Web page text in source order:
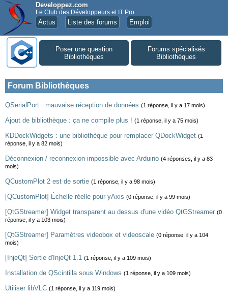
Developpez.com
Le Club des Développeurs et IT Pro
Actus Liste des forums Emploi
Poser une question
Bibliothèques
Forums spécialisés
Bibliothèques
Forum Bibliothèques
QSerialPort : mauvaise réception de données (1 réponse, il y a 17 mois)
Ajout de bibliothèque : ça ne compile plus ! (1 réponse, il y a 75 mois)
KDDockWidgets : une bibliothèque pour remplacer QDockWidget (1
réponse, il y a 82 mois)
Déconnexion / reconnexion impossible avec Arduino (4 réponses, il y a 83
mois)
QCustomPlot 2 est de sortie (1 réponse, il y a 98 mois)
[QCustomPlot] Échelle réelle pour yAxis (0 réponse, il y a 99 mois)
[QtGStreamer] Widget transparent au dessus d'une vidéo QtGStreamer (0
réponse, il y a 103 mois)
[QtGStreamer] Paramètres videobox et videoscale (0 réponse, il y a 104
mois)
[InjeQt] Sortie d'InjeQt 1.1 (1 réponse, il y a 109 mois)
Installation de QScintilla sous Windows (1 réponse, il y a 109 mois)
Utiliser libVLC (1 réponse, il y a 119 mois)